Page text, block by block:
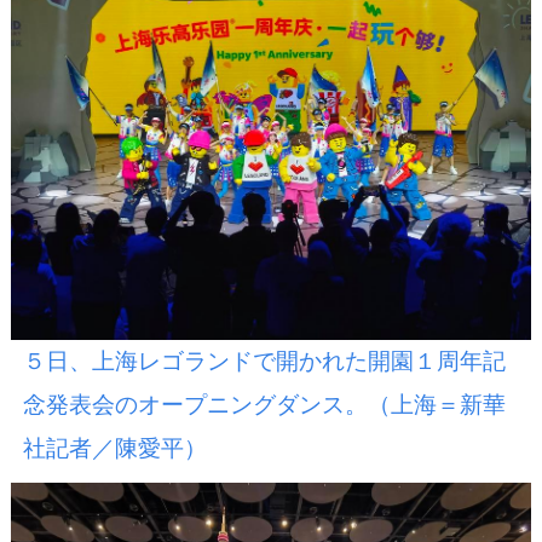
５日、上海レゴランドで開かれた開園１周年記
念発表会のオープニングダンス。（上海＝新華
社記者／陳愛平）